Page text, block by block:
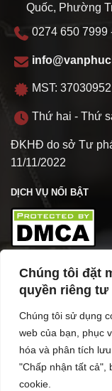
Chúng tôi đặt
quyền riêng tư
Chúng tôi sử dụng
web của bạn, phục
hóa và phân tích
"Chấp nhận tất cả",
cookie.
Quốc, Phường
0274 650 7999
MST:
Thứ hai - Thứ
ĐKHĐ do sở Tư
11/11/2022
DỊCH VỤ NỔI BẬT
TÌM HIỂU VỀ VPL